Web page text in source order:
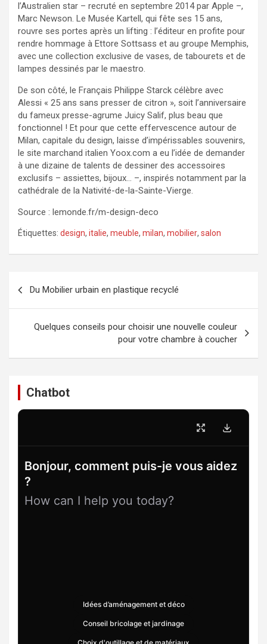
l’Australien star – recruté en septembre 2014 par Apple –,
Marc Newson. Le Musée Kartell, qui fête ses 15 ans,
rouvre ses portes après un lifting : l’éditeur en profite pour
rendre hommage à Ettore Sottsass et au groupe Memphis,
avec une collection exclusive de vases, de tabourets et de
lampes dessinés par le maestro.
De son côté, le Français Philippe Starck célèbre avec
Alessi « 25 ans sans presser de citron », soit l’anniversaire
du fameux presse-agrume Juicy Salif, plus beau que
fonctionnel ! Et pour que cette effervescence autour de
Milan, capitale du design, laisse d’impérissables souvenirs,
le site marchand italien Yoox.com a eu l’idée de demander
à une dizaine de talents de dessiner des accessoires
exclusifs – assiettes, bijoux… –, inspirés notamment par la
cathédrale de la Nativité-de-la-Sainte-Vierge.
Source : lemonde.fr/m-design-deco
Étiquettes: design, italie, meuble, milan, mobilier, salon
l’article
Du Mobilier urbain en plastique recyclé
Quelques conseils pour choisir une nouvelle couleur
pour votre chambre à coucher
Chatbot
Bonjour, comment puis-je vous aidez
?
How can I help you today?
Idées d’aménagement et déco
Conseil bricolage et jardinage